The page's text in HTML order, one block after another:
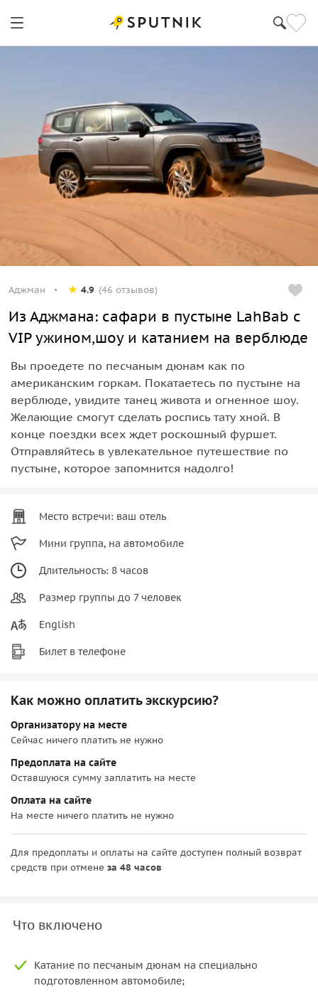
Аджман 4.9 (46 отзывов)
Из Аджмана: сафари в пустыне LahBab с
VIP ужином,шоу и катанием на верблюде
Вы проедете по песчаным дюнам как по
американским горкам. Покатаетесь по пустыне на
верблюде, увидите танец живота и огненное шоу.
Желающие смогут сделать роспись тату хной. В
конце поездки всех ждет роскошный фуршет.
Отправляйтесь в увлекательное путешествие по
пустыне, которое запомнится надолго!
Место встречи: ваш отель
Мини группа, на автомобиле
Длительность: 8 часов
Размер группы до 7 человек
English
Билет в телефоне
Как можно оплатить экскурсию?
Организатору на месте
Сейчас ничего платить не нужно
Предоплата на сайте
Оставшуюся сумму заплатить на месте
Оплата на сайте
На месте ничего платить не нужно
Для предоплаты и оплаты на сайте доступен полный возврат
средств при отмене за 48 часов
Что включено
Катание по песчаным дюнам на специально
подготовленном автомобиле;